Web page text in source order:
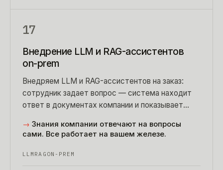
17
Внедрение LLM и RAG-ассистентов
on-prem
Внедряем LLM и RAG-ассистентов на заказ:
сотрудник задает вопрос — система находит
ответ в документах компании и показывает
→ Знания компании отвечают на вопросы
сами. Все работает на вашем железе.
LLM RAG ON-PREM